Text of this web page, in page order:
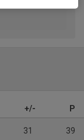
+/- P
31 39